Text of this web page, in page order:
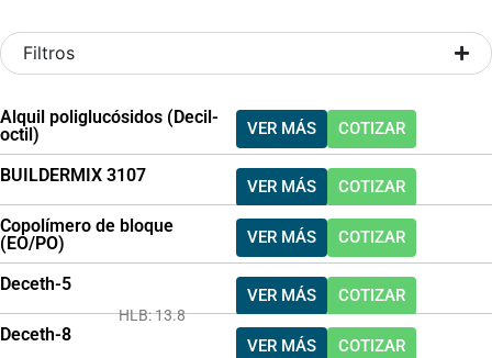
Filtros
Alquil poliglucósidos (Decil-
octil)
VER MÁS COTIZAR
BUILDERMIX 3107
VER MÁS COTIZAR
Copolímero de bloque
(EO/PO)
VER MÁS COTIZAR
Deceth-5
VER MÁS COTIZAR
Deceth-8
HLB: 13.8
VER MÁS COTIZAR